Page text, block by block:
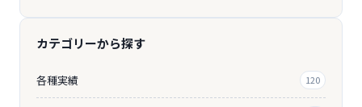
カテゴリーから探す
各種実績 120